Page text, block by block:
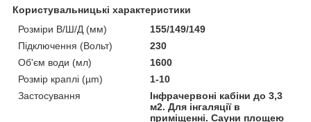
Користувальницькі характеристики
Розміри В/Ш/Д (мм)
155/149/149
Підключення (Вольт)
230
Об'єм води (мл)
1600
Розмір краплі (µm)
1-10
Застосування
Інфрачервоні кабіни до 3,3
м2. Для інгаляції в
приміщенні. Сауни площею